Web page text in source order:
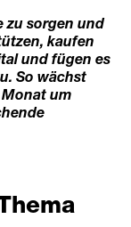
zu sorgen und
kaufen
und fügen es
So wächst
um